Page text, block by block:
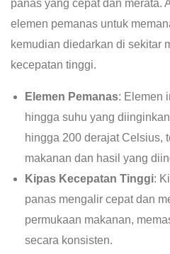
panas yang cepat dan merata.
elemen pemanas untuk
kemudian diedarkan di sekitar
kecepatan tinggi.
Elemen Pemanas: Elemen
hingga suhu yang
hingga 200 derajat Celsius,
makanan dan hasil yang
Kipas Kecepatan Tinggi:
panas mengalir cepat dan
permukaan makanan,
secara konsisten.